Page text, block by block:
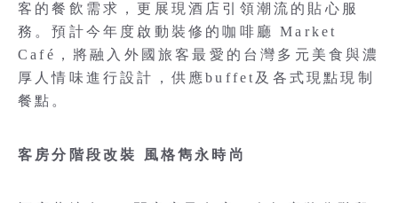
客的餐飲需求，更展現酒店引領潮流的貼心服
務。預計今年度啟動裝修的咖啡廳 Market
Café，將融入外國旅客最愛的台灣多元美食與濃
厚人情味進行設計，供應buffet及各式現點現制
餐點。
客房分階段改裝 風格雋永時尚